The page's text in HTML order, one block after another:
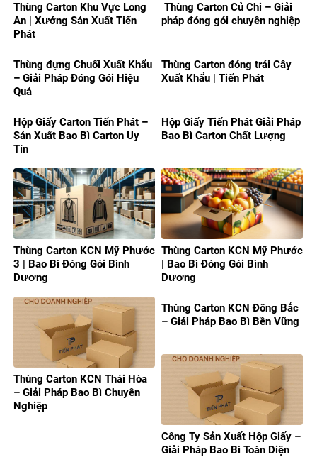
Thùng Carton Khu Vực Long
An | Xưởng Sản Xuất Tiến
Phát
Thùng Carton Củ Chi – Giải
pháp đóng gói chuyên nghiệp
Thùng đựng Chuối Xuất Khẩu
– Giải Pháp Đóng Gói Hiệu
Quả
Thùng Carton đóng trái Cây
Xuất Khẩu | Tiến Phát
Hộp Giấy Carton Tiến Phát –
Sản Xuất Bao Bì Carton Uy
Tín
Hộp Giấy Tiến Phát Giải Pháp
Bao Bì Carton Chất Lượng
Thùng Carton KCN Mỹ Phước
3 | Bao Bì Đóng Gói Bình
Dương
Thùng Carton KCN Mỹ Phước
| Bao Bì Đóng Gói Bình
Dương
Thùng Carton KCN Thái Hòa
– Giải Pháp Bao Bì Chuyên
Nghiệp
Thùng Carton KCN Đông Bắc
– Giải Pháp Bao Bì Bền Vững
Công Ty Sản Xuất Hộp Giấy –
Giải Pháp Bao Bì Toàn Diện